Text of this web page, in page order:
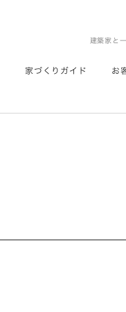
建築家と
家づくりガイド お